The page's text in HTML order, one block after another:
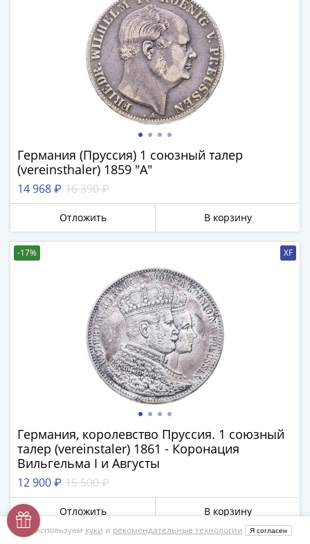
Германия (Пруссия) 1 союзный талер
(vereinsthaler) 1859 "A"
14 968 ₽ 16 390 ₽
Отложить В корзину
-17% XF
Германия, королевство Пруссия. 1 союзный
талер (vereinstaler) 1861 - Коронация
Вильгельма I и Августы
12 900 ₽ 15 500 ₽
Отложить В корзину
Мы используем куки и рекомендательные технологии Я согласен